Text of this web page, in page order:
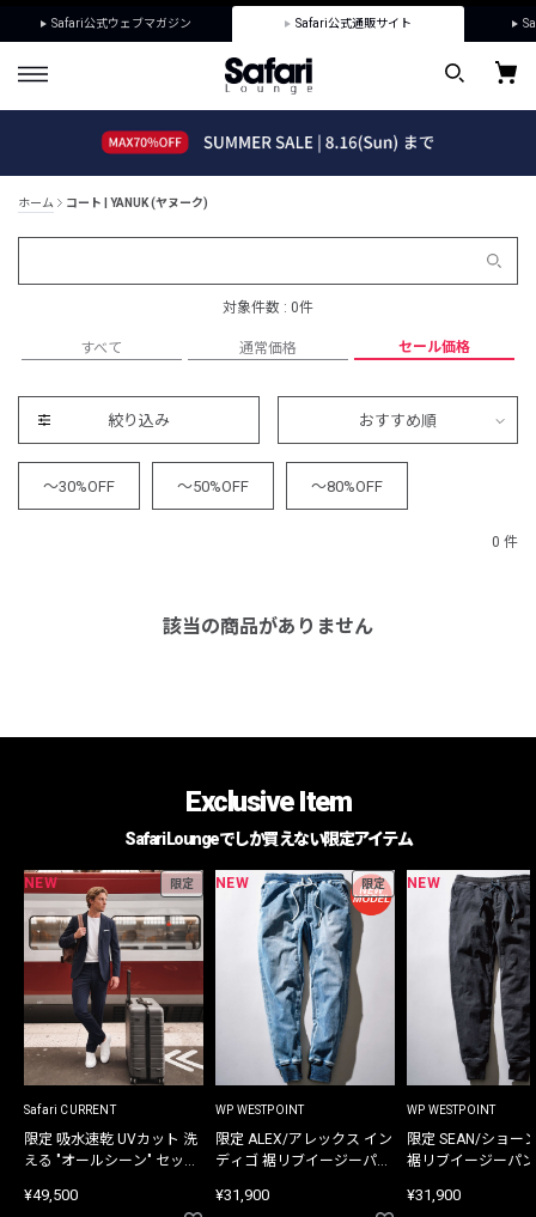
Safari公式ウェブマガジン Safari公式通販サイト
ホーム コート | YANUK (ヤヌーク)
対象件数 : 0件
すべて 通常価格 セール価格
絞り込み おすすめ順
～30%OFF ～50%OFF ～80%OFF
0 件
該当の商品がありません
Exclusive Item
Safari Loungeでしか買えない限定アイテム
NEW 限定
Safari CURRENT
限定 吸水速乾 UVカット 洗
える "オールシーン" セット
¥49,500
NEW 限定
WP WESTPOINT
限定 ALEX/アレックス イン
ディゴ 裾リブイージーパン
¥31,900
NEW
WP WESTPOINT
限定 SEAN/ショー
裾リブイージーパ
¥31,900